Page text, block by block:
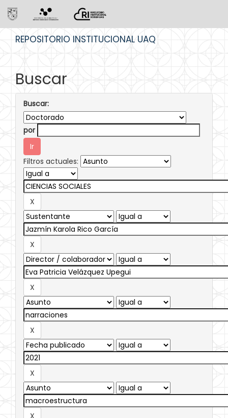
REPOSITORIO INSTITUCIONAL UAQ
Buscar
Buscar:
por
Filtros actuales: